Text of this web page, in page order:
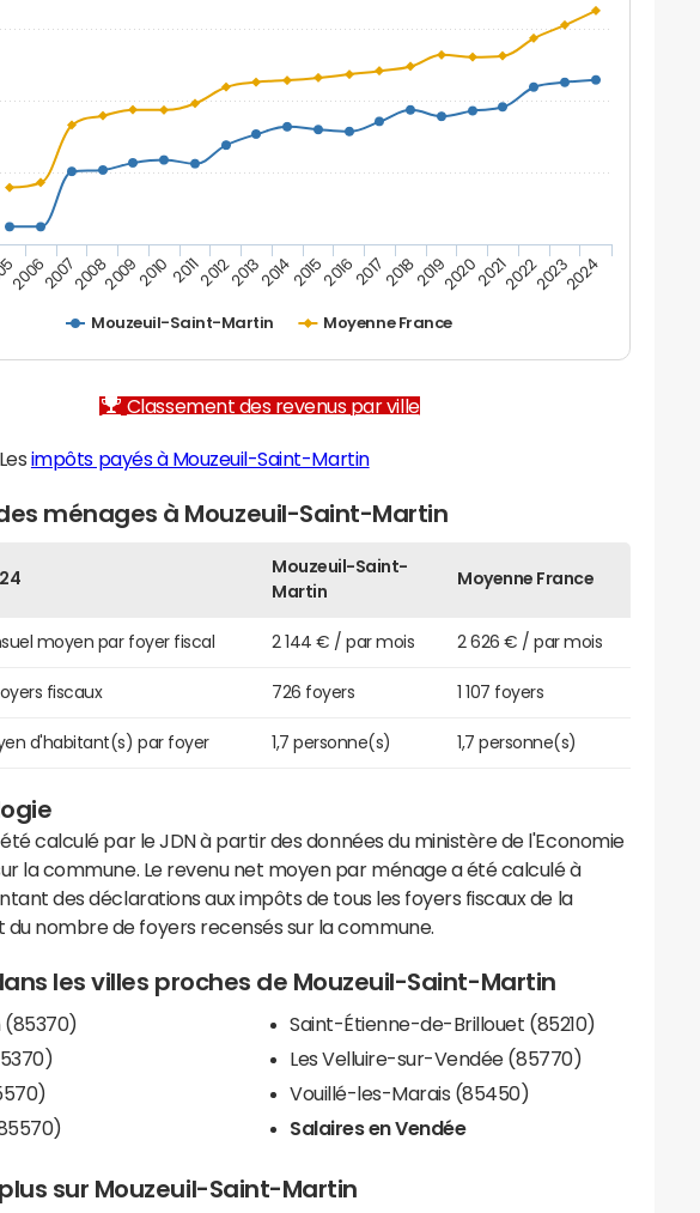
Mouzeuil-Saint-Martin Moyenne France
20062007200820092010 20112012201320142015201620172018201920202021202220232024
Classement des revenus par ville
impôts payés à Mouzeuil-Saint-Martin
ménages à Mouzeuil-Saint-Martin
Mouzeuil-Saint-
Martin
Moyenne France
moyen par foyer fiscal 2 144 € / par mois 2 626 € / par mois
fiscaux 726 foyers 1 107 foyers
d'habitant(s) par foyer 1,7 personne(s) 1,7 personne(s)
calculé par le JDN à partir des données du ministère de l'Economie
la commune. Le revenu net moyen par ménage a été calculé à
des déclarations aux impôts de tous les foyers fiscaux de la
nombre de foyers recensés sur la commune.
les villes proches de Mouzeuil-Saint-Martin
(85370)
Saint-Étienne-de-Brillouet (85210)
Les Velluire-sur-Vendée (85770)
Vouillé-les-Marais (85450)
Salaires en Vendée
sur Mouzeuil-Saint-Martin